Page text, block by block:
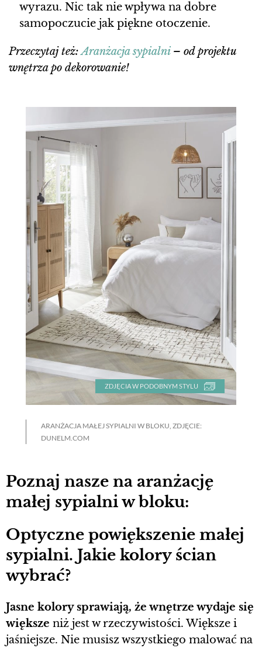
wyrazu. Nic tak nie wpływa na dobre
samopoczucie jak piękne otoczenie.
Przeczytaj też:Aranżacja sypialni – od projektu
wnętrza po dekorowanie!
ZDJĘCIA W PODOBNYM STYLU
ARANŻACJA MAŁEJ SYPIALNI W BLOKU, ZDJĘCIE:
DUNELM.COM
Poznaj nasze na aranżację
małej sypialni w bloku:
Optyczne powiększenie małej
sypialni. Jakie kolory ścian
wybrać?
Jasne kolory sprawiają, że wnętrze wydaje się
większe niż jest w rzeczywistości. Większe i
jaśniejsze. Nie musisz wszystkiego malować na